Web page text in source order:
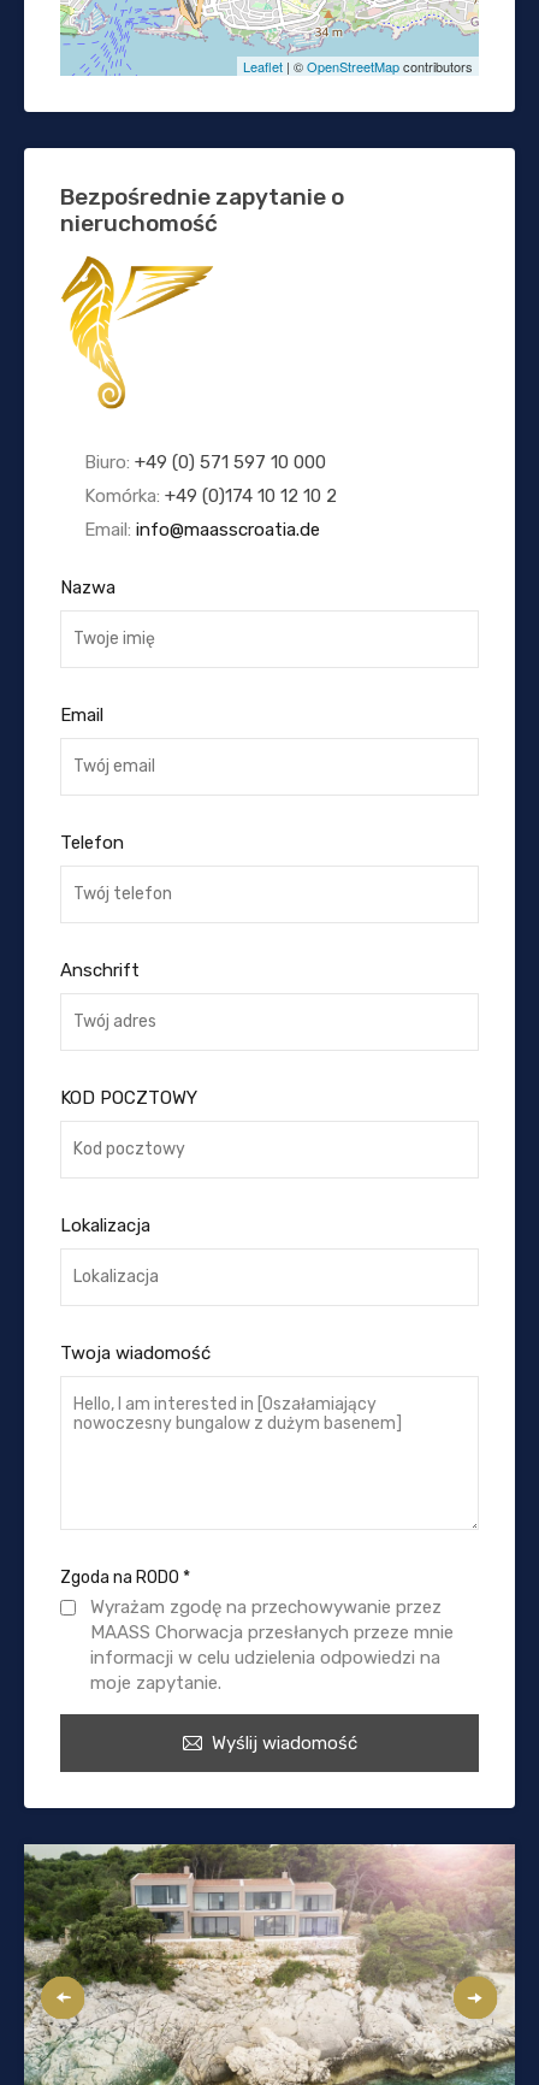
Leaflet | ©OpenStreetMapcontributors
Bezpośrednie zapytanie o
nieruchomość
Biuro: +49 (0) 571 597 10 000
Komórka: +49 (0)174 10 12 10 2
Email: info@maasscroatia.de
Nazwa
Email
Telefon
Anschrift
KOD POCZTOWY
Lokalizacja
Twoja wiadomość
Zgoda na RODO *
Wyrażam zgodę na przechowywanie przez
MAASS Chorwacja przesłanych przeze mnie
informacji w celu udzielenia odpowiedzi na
moje zapytanie.
Wyślij wiadomość